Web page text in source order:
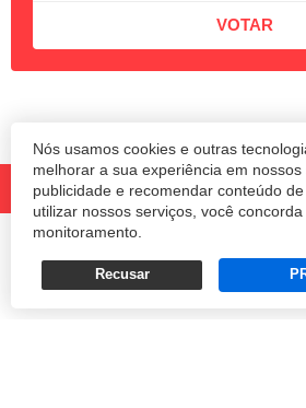
Nós usamos cookies e outras
melhorar a sua experiência em
publicidade e recomendar conteúdo
utilizar nossos serviços, você
monitoramento.
RecusarTermos e Políticas de Uso